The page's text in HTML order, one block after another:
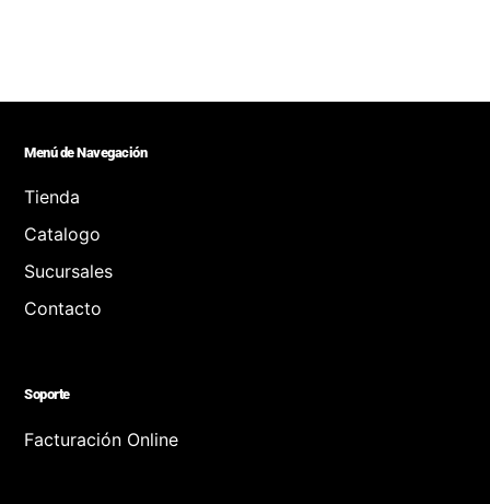
Menú de Navegación
Tienda
Catalogo
Sucursales
Contacto
Soporte
Facturación Online